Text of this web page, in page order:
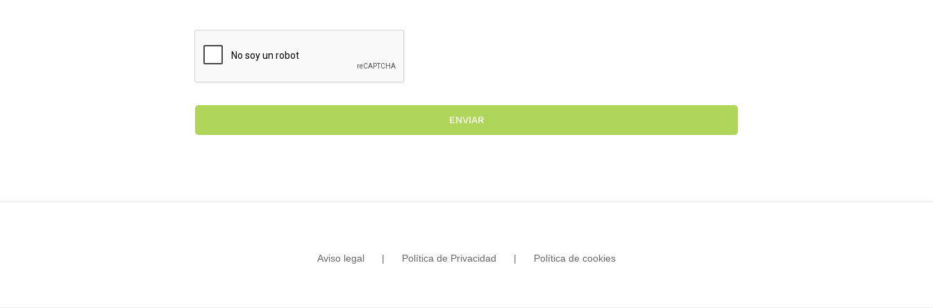
ENVIAR
Aviso legal Política de Privacidad Política de cookies